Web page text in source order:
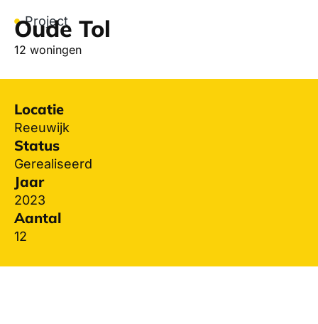
Project
Oude Tol
12 woningen
Locatie
Reeuwijk
Status
Gerealiseerd
Jaar
2023
Aantal
12